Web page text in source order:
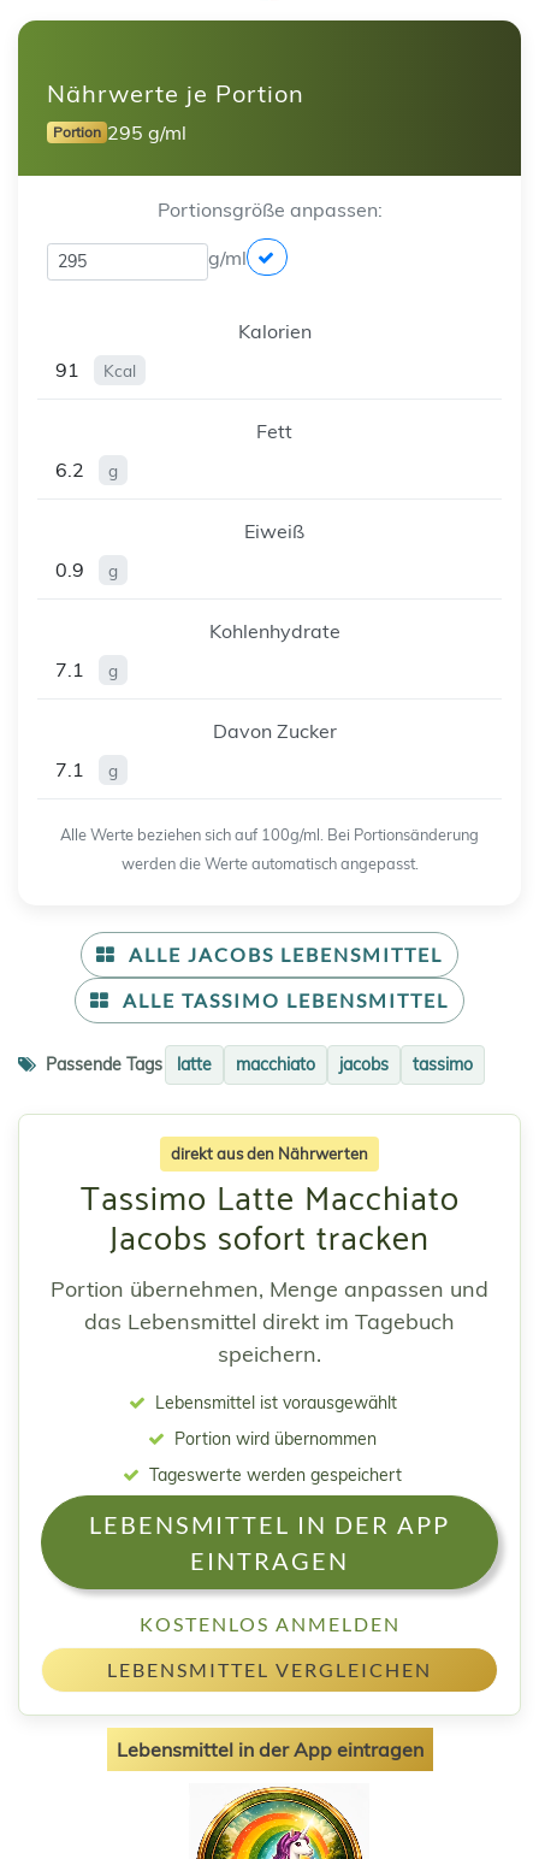
Nährwerte je Portion
Portion 295 g/ml
Portionsgröße anpassen:
g/ml
Kalorien
91
Kcal
Fett
6.2
g
Eiweiß
0.9
g
Kohlenhydrate
7.1
g
Davon Zucker
7.1
g
Alle Werte beziehen sich auf 100g/ml. Bei Portionsänderung
werden die Werte automatisch angepasst.
ALLE JACOBS LEBENSMITTEL
ALLE TASSIMO LEBENSMITTEL
Passende Tags latte macchiato jacobs tassimo
direkt aus den Nährwerten
Tassimo Latte Macchiato
Jacobs sofort tracken
Portion übernehmen, Menge anpassen und
das Lebensmittel direkt im Tagebuch
speichern.
Lebensmittel ist vorausgewählt
Portion wird übernommen
Tageswerte werden gespeichert
LEBENSMITTEL IN DER APP
EINTRAGEN
KOSTENLOS ANMELDEN
LEBENSMITTEL VERGLEICHEN
Lebensmittel in der App eintragen